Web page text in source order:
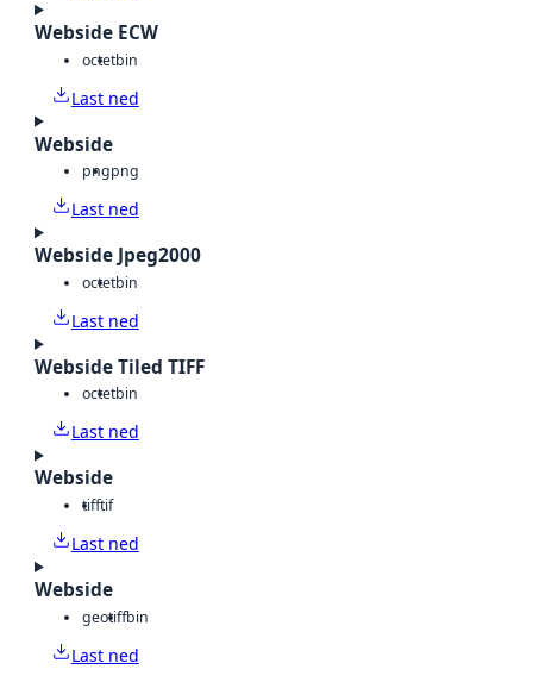
Webside ECW
octetbin
Last ned
Webside
pngpng
Last ned
Webside Jpeg2000
octetbin
Last ned
Webside Tiled TIFF
octetbin
Last ned
Webside
tifftif
Last ned
Webside
geotiffbin
Last ned